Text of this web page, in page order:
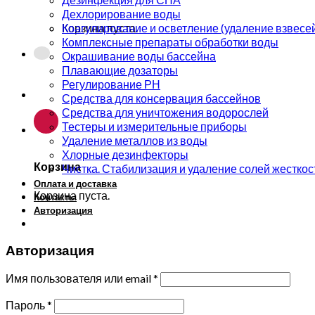
Корзина пуста.
Корзина
Корзина пуста.
Дехлорирование воды
Коагулирование и осветление (удаление
Комплексные препараты обработки воды
Окрашивание воды бассейна
Плавающие дозаторы
Регулирование РН
Средства для консервация бассейнов
Средства для уничтожения водорослей
Тестеры и измерительные приборы
Удаление металлов из воды
Хлорные дезинфекторы
Чистка. Стабилизация и удаление солей
Оплата и доставка
Контакты
Авторизация
Авторизация
Имя пользователя или email*
Пароль*